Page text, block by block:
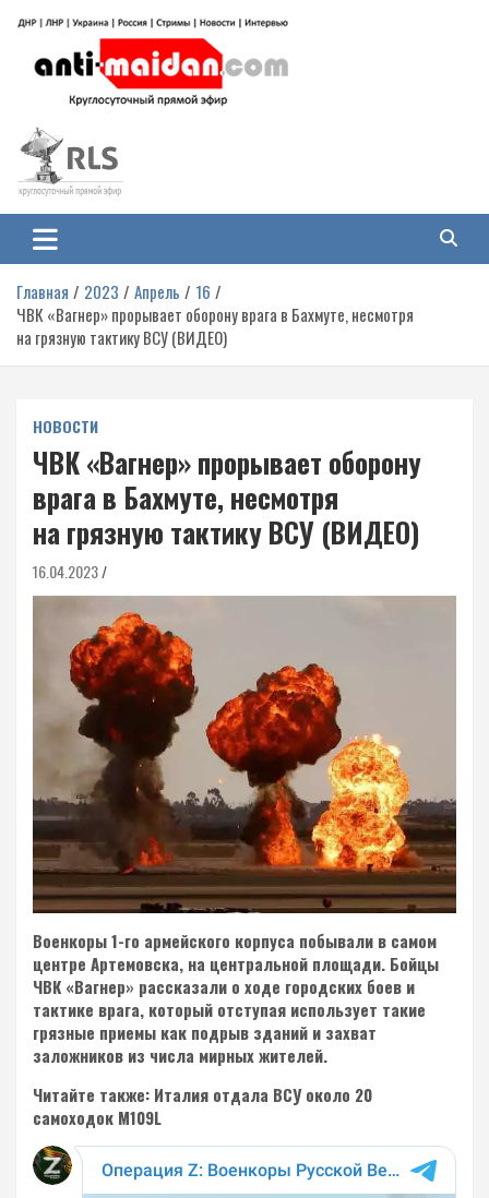
содержимому
Антимайдан: Гражданская война
на Украине
гражданской войне на Украине, включая события в Новороссии, ДНР,
ЛНР и других регионах.
Главная 2023 Апрель
16
ЧВК «Вагнер» прорывает оборону врага в Бахмуте, несмотря
на грязную тактику ВСУ (ВИДЕО)
НОВОСТИ
ЧВК «Вагнер» прорывает оборону
врага в Бахмуте, несмотря
на грязную тактику ВСУ (ВИДЕО)
16.04.2023
Военкоры 1-го армейского корпуса побывали в самом
центре Артемовска, на центральной площади. Бойцы
ЧВК «Вагнер» рассказали о ходе городских боев и
тактике врага, который отступая использует такие
грязные приемы как подрыв зданий и захват
заложников из числа мирных жителей.
Читайте также: Италия отдала ВСУ около 20
самоходок M109L